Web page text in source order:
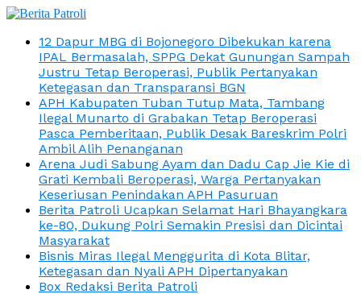
12 Dapur MBG di Bojonegoro Dibekukan karena
IPAL Bermasalah, SPPG Dekat Gunungan Sampah
Justru Tetap Beroperasi, Publik Pertanyakan
Ketegasan dan Transparansi BGN
APH Kabupaten Tuban Tutup Mata, Tambang
Ilegal Munarto di Grabakan Tetap Beroperasi
Pasca Pemberitaan, Publik Desak Bareskrim Polri
Ambil Alih Penanganan
Arena Judi Sabung Ayam dan Dadu Cap Jie Kie di
Grati Kembali Beroperasi, Warga Pertanyakan
Keseriusan Penindakan APH Pasuruan
Berita Patroli Ucapkan Selamat Hari Bhayangkara
ke-80, Dukung Polri Semakin Presisi dan Dicintai
Masyarakat
Bisnis Miras Ilegal Menggurita di Kota Blitar,
Ketegasan dan Nyali APH Dipertanyakan
Box Redaksi Berita Patroli